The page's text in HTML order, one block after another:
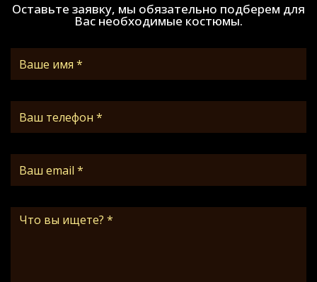
Оставьте заявку, мы обязательно подберем для
Вас необходимые костюмы.